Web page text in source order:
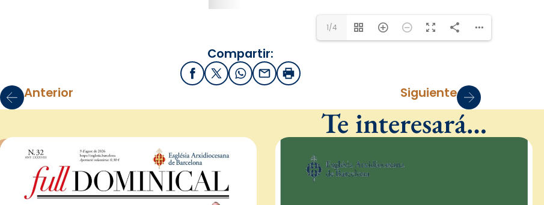
1/4
Compartir:
FacebookX / Twitter
WhatsApp
EmailImprimir
Anterior Siguiente
Te interesará…